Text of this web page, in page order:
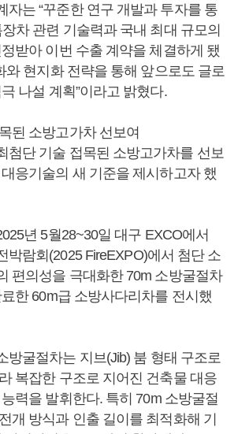
자는 “꾸준한 연구 개발과 투자를 통
차 관련 기술력과 국내 최대 규모의
받아 이번 수출 계약을 체결하게 됐
와 현지화 전략을 통해 앞으로도 글로
나설 계획”이라고 밝혔다.
된 소방고가차 선보여
첨단 기술 접목된 소방고가차를 선보
응기술의 새 기준을 제시하고자 했
년 5월28~30일 대구 EXCO에서
박람회(2025 FireEXPO)에서 첨단 소
편의성을 극대화한 70m 소방굴절차
한 60m급 소방사다리차를 전시했
방굴절차는 지브(Jib) 붐 형태 구조로
복잡한 구조로 지어진 건축물 대응
력을 발휘한다. 특히 70m 소방굴절
개 방식과 인출 길이를 최적화해 기